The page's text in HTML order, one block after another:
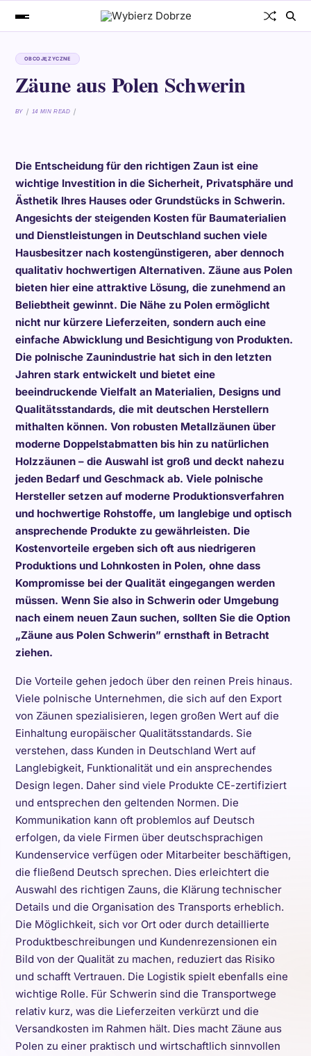
OBCOJĘZYCZNE
Zäune aus Polen Schwerin
BY 14 MIN READ
Die Entscheidung für den richtigen Zaun ist eine
wichtige Investition in die Sicherheit, Privatsphäre und
Ästhetik Ihres Hauses oder Grundstücks in Schwerin.
Angesichts der steigenden Kosten für Baumaterialien
und Dienstleistungen in Deutschland suchen viele
Hausbesitzer nach kostengünstigeren, aber dennoch
qualitativ hochwertigen Alternativen. Zäune aus Polen
bieten hier eine attraktive Lösung, die zunehmend an
Beliebtheit gewinnt. Die Nähe zu Polen ermöglicht
nicht nur kürzere Lieferzeiten, sondern auch eine
einfache Abwicklung und Besichtigung von Produkten.
Die polnische Zaunindustrie hat sich in den letzten
Jahren stark entwickelt und bietet eine
beeindruckende Vielfalt an Materialien, Designs und
Qualitätsstandards, die mit deutschen Herstellern
mithalten können. Von robusten Metallzäunen über
moderne Doppelstabmatten bis hin zu natürlichen
Holzzäunen – die Auswahl ist groß und deckt nahezu
jeden Bedarf und Geschmack ab. Viele polnische
Hersteller setzen auf moderne Produktionsverfahren
und hochwertige Rohstoffe, um langlebige und optisch
ansprechende Produkte zu gewährleisten. Die
Kostenvorteile ergeben sich oft aus niedrigeren
Produktions und Lohnkosten in Polen, ohne dass
Kompromisse bei der Qualität eingegangen werden
müssen. Wenn Sie also in Schwerin oder Umgebung
nach einem neuen Zaun suchen, sollten Sie die Option
„Zäune aus Polen Schwerin” ernsthaft in Betracht
ziehen.
Die Vorteile gehen jedoch über den reinen Preis hinaus.
Viele polnische Unternehmen, die sich auf den Export
von Zäunen spezialisieren, legen großen Wert auf die
Einhaltung europäischer Qualitätsstandards. Sie
verstehen, dass Kunden in Deutschland Wert auf
Langlebigkeit, Funktionalität und ein ansprechendes
Design legen. Daher sind viele Produkte CE-zertifiziert
und entsprechen den geltenden Normen. Die
Kommunikation kann oft problemlos auf Deutsch
erfolgen, da viele Firmen über deutschsprachigen
Kundenservice verfügen oder Mitarbeiter beschäftigen,
die fließend Deutsch sprechen. Dies erleichtert die
Auswahl des richtigen Zauns, die Klärung technischer
Details und die Organisation des Transports erheblich.
Die Möglichkeit, sich vor Ort oder durch detaillierte
Produktbeschreibungen und Kundenrezensionen ein
Bild von der Qualität zu machen, reduziert das Risiko
und schafft Vertrauen. Die Logistik spielt ebenfalls eine
wichtige Rolle. Für Schwerin sind die Transportwege
relativ kurz, was die Lieferzeiten verkürzt und die
Versandkosten im Rahmen hält. Dies macht Zäune aus
Polen zu einer praktisch und wirtschaftlich sinnvollen